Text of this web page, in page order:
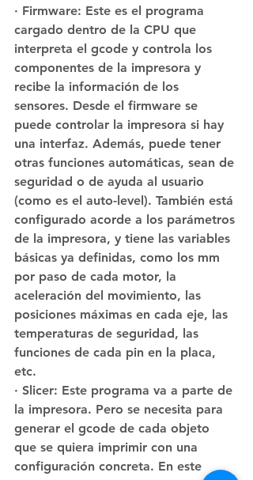
· Firmware: Este es el programa
cargado dentro de la CPU que
interpreta el gcode y controla los
componentes de la impresora y
recibe la información de los
sensores. Desde el firmware se
puede controlar la impresora si hay
una interfaz. Además, puede tener
otras funciones automáticas, sean de
seguridad o de ayuda al usuario
(como es el auto-level). También está
configurado acorde a los parámetros
de la impresora, y tiene las variables
básicas ya definidas, como los mm
por paso de cada motor, la
aceleración del movimiento, las
posiciones máximas en cada eje, las
temperaturas de seguridad, las
funciones de cada pin en la placa,
etc.
· Slicer: Este programa va a parte de
la impresora. Pero se necesita para
generar el gcode de cada objeto
que se quiera imprimir con una
configuración concreta. En este